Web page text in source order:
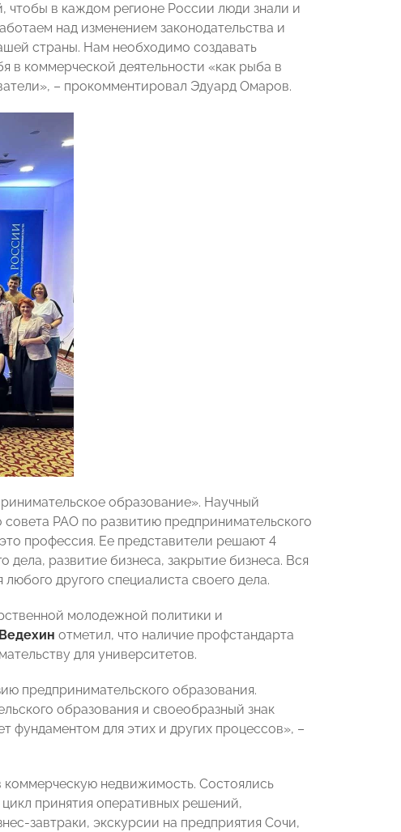
в каждом регионе России люди знали и
над изменением законодательства и
страны. Нам необходимо создавать
в коммерческой деятельности «как рыба в
– прокомментировал Эдуард Омаров.
образование». Научный
РАО по развитию предпринимательского
профессия. Ее представители решают 4
дела, развитие бизнеса, закрытие бизнеса. Вся
другого специалиста своего дела.
молодежной политики и
отметил, что наличие профстандарта
для университетов.
предпринимательского образования.
образования и своеобразный знак
фундаментом для этих и других процессов», –
недвижимость. Состоялись
принятия оперативных решений,
завтраки, экскурсии на предприятия Сочи,